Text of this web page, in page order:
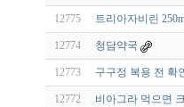
12775 트리아자비린
12774 청담약국
12773 구구정 복용 전 확
12772 비아그라 먹으면